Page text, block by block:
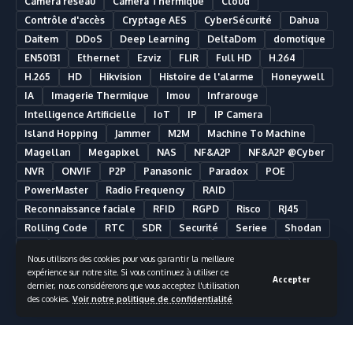
Nous utilisons des cookies pour vous garantir la meilleure
expérience sur notre site. Si vous continuez à utiliser ce
dernier, nous considérerons que vous acceptez l'utilisation
des cookies. Voir notre politique de confidentialité
Accepter
Contrôle d'accès
Cryptage AES CyberSécurité
Dahua
Daitem
DDoS Deep Learning DeltaDom
domotique
EN50131
Ethernet Ezviz FLIR Full HD
H.264
H.265
HD Hikvision Histoire de l'alarme
Honeywell
IA
Imagerie Thermique Imou
Infrarouge
Intelligence Artificielle
IoT IP
IP Camera
Island Hopping
Jammer M2M
Machine To Machine
Magellan
Megapixel NAS NF&A2P
NF&A2P @Cyber
NVR
ONVIF P2P Panasonic Paradox
POE
PowerMaster
Radio Frequency
RAID
Reconnaissance faciale
RFID RGPD Risco
RJ45
Rolling Code
RTC SDR Securité Seriee
Shodan
Somfy
Synology Télésurveillance
UTC Fire & Security
Vidéosurveillance
Vidéosurveillance Analytique
Visonic